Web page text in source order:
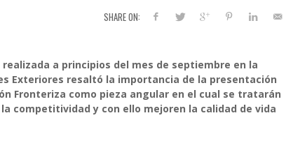
SHARE ON:
a principios del mes de septiembre en la
Exteriores resaltó la importancia de la presentación
Fronteriza como pieza angular en el cual se tratarán
competitividad y con ello mejoren la calidad de vida